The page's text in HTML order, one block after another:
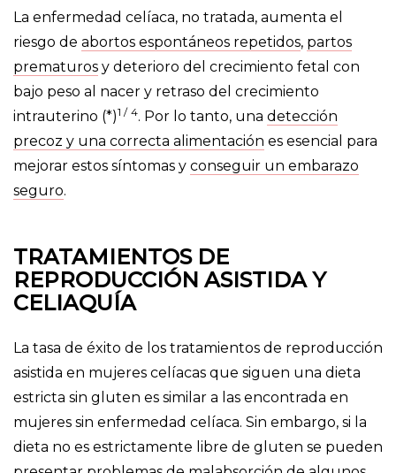
La enfermedad celíaca, no tratada, aumenta el
riesgo de abortos espontáneos repetidos, partos
prematuros y deterioro del crecimiento fetal con
bajo peso al nacer y retraso del crecimiento
intrauterino (*)1 / 4. Por lo tanto, una detección
precoz y una correcta alimentación es esencial para
mejorar estos síntomas y conseguir un embarazo
seguro.
TRATAMIENTOS DE
REPRODUCCIÓN ASISTIDA Y
CELIAQUÍA
La tasa de éxito de los tratamientos de reproducción
asistida en mujeres celíacas que siguen una dieta
estricta sin gluten es similar a las encontrada en
mujeres sin enfermedad celíaca. Sin embargo, si la
dieta no es estrictamente libre de gluten se pueden